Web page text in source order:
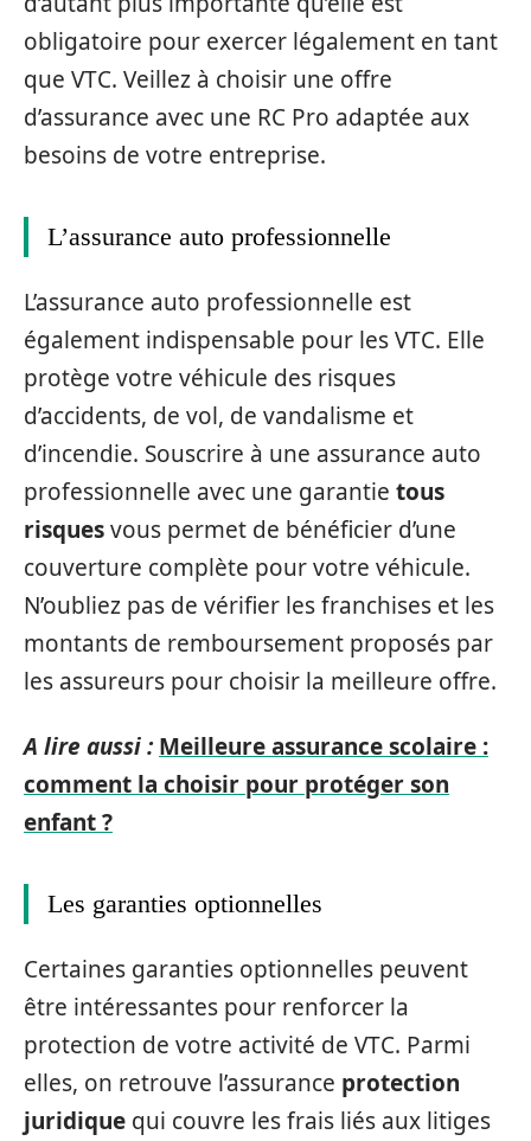
obligatoire pour exercer légalement en tant
que VTC. Veillez à choisir une offre
d’assurance avec une RC Pro adaptée aux
besoins de votre entreprise.
L’assurance auto professionnelle
L’assurance auto professionnelle est
également indispensable pour les VTC. Elle
protège votre véhicule des risques
d’accidents, de vol, de vandalisme et
d’incendie. Souscrire à une assurance auto
professionnelle avec une garantie tous
risquesvous permet de bénéficier d’une
couverture complète pour votre véhicule.
N’oubliez pas de vérifier les franchises et les
montants de remboursement proposés par
les assureurs pour choisir la meilleure offre.
A lire aussi : Meilleure assurance scolaire :
comment la choisir pour protéger son
enfant ?
Les garanties optionnelles
Certaines garanties optionnelles peuvent
être intéressantes pour renforcer la
protection de votre activité de VTC. Parmi
elles, on retrouve l’assurance protection
juridique qui couvre les frais liés aux litiges